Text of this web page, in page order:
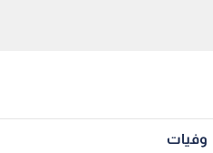
وفيات